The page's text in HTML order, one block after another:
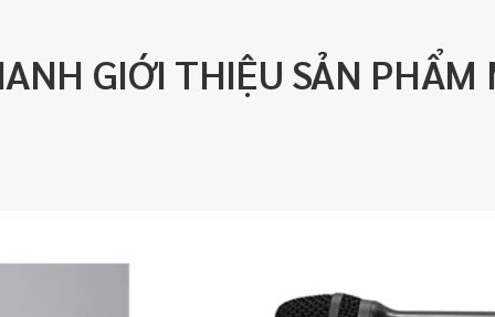
GIỚI THIỆU SẢN PHẨM